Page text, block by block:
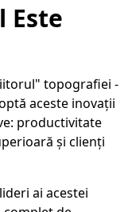
Este
topografiei -
aceste inovații
productivitate
și clienți
ai acestei